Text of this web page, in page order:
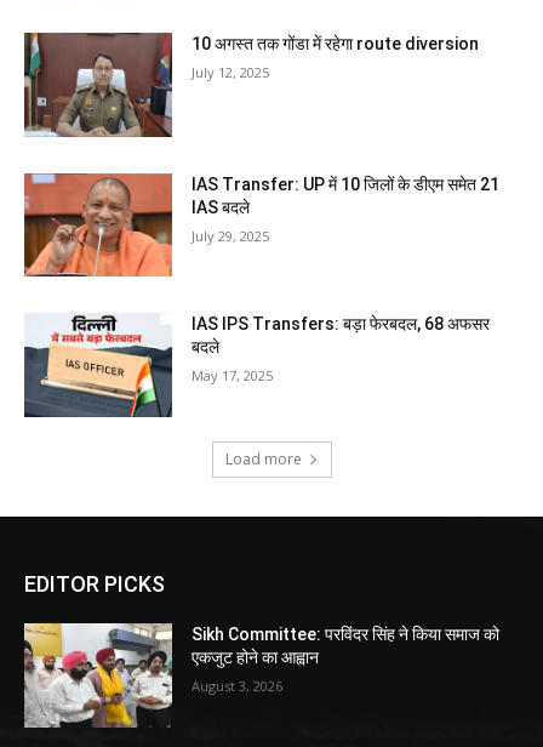
10 अगस्त तक गोंडा में रहेगा route diversion
July 12, 2025
IAS Transfer: UP में 10 जिलों के डीएम समेत 21
IAS बदले
July 29, 2025
IAS IPS Transfers: बड़ा फेरबदल, 68 अफसर
बदले
May 17, 2025
Load more
EDITOR PICKS
Sikh Committee: परविंदर सिंह ने किया समाज को
एकजुट होने का आह्वान
August 3, 2026